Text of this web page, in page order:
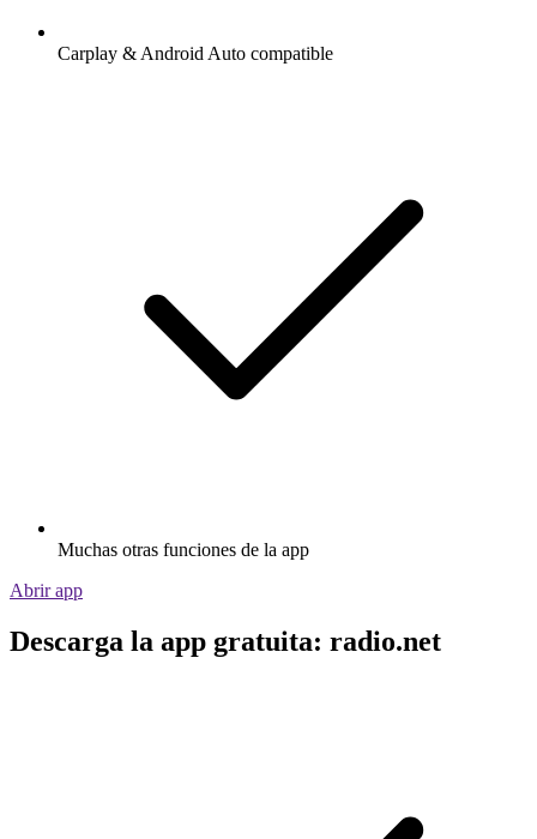
Carplay & Android Auto compatible
Muchas otras funciones de la app
Abrir app
Descarga la app gratuita: radio.net